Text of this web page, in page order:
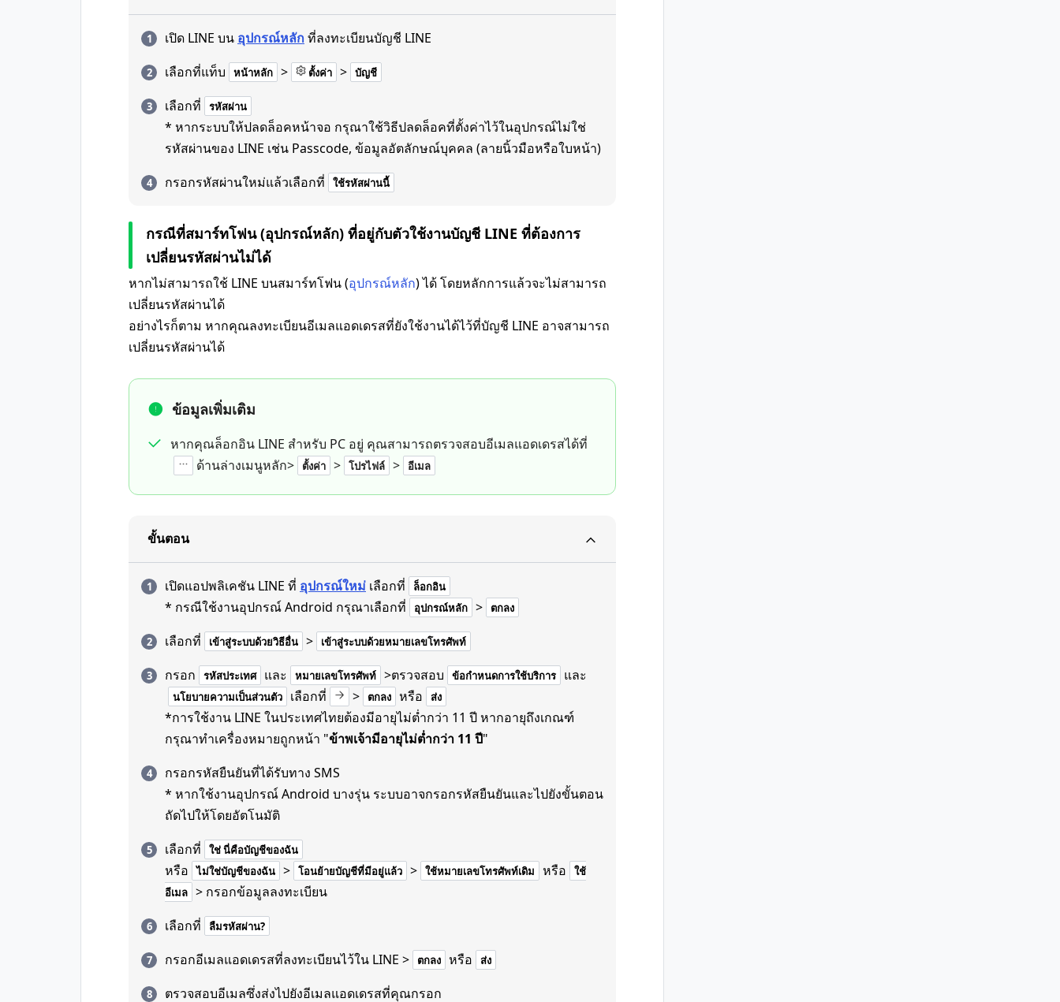
เปิด LINE บน อุปกรณ์หลัก ที่ลงทะเบียนบัญชี LINE
เลือกที่แท็บ
หน้าหลัก > ตั้งค่า > บัญชี
เลือกที่ รหัสผ่าน
* หากระบบให้ปลดล็อคหน้าจอ กรุณาใช้วิธีปลดล็อคที่ตั้งค่าไว้ในอุปกรณ์ไม่ใช่
รหัสผ่านของ LINE เช่น Passcode, ข้อมูลอัตลักษณ์บุคคล (ลายนิ้วมือหรือใบหน้า)
กรอกรหัสผ่านใหม่แล้วเลือกที่
ใช้รหัสผ่านนี้
กรณีที่สมาร์ทโฟน (อุปกรณ์หลัก) ที่อยู่กับตัวใช้งานบัญชี LINE ที่ต้องการ
เปลี่ยนรหัสผ่านไม่ได้
หากไม่สามารถใช้ LINE บนสมาร์ทโฟน (อุปกรณ์หลัก) ได้ โดยหลักการแล้วจะไม่สามารถ
เปลี่ยนรหัสผ่านได้
อย่างไรก็ตาม หากคุณลงทะเบียนอีเมลแอดเดรสที่ยังใช้งานได้ไว้ที่บัญชี LINE อาจสามารถ
เปลี่ยนรหัสผ่านได้
ข้อมูลเพิ่มเติม
หากคุณล็อกอิน LINE สำหรับ PC อยู่ คุณสามารถตรวจสอบอีเมลแอดเดรสได้ที่
ด้านล่างเมนูหลัก>
ตั้งค่า > โปรไฟล์ > อีเมล
ขั้นตอน
เปิดแอปพลิเคชัน LINE ที่ อุปกรณ์ใหม่ เลือกที่ ล็อกอิน
* กรณีใช้งานอุปกรณ์ Android กรุณาเลือกที่ อุปกรณ์หลัก > ตกลง
เลือกที่ เข้าสู่ระบบด้วยวิธีอื่น > เข้าสู่ระบบด้วยหมายเลขโทรศัพท์
กรอก รหัสประเทศ และ หมายเลขโทรศัพท์ >ตรวจสอบ ข้อกำหนดการใช้บริการ และ
นโยบายความเป็นส่วนตัว เลือกที่ > ตกลง หรือ ส่ง
*การใช้งาน LINE ในประเทศไทยต้องมีอายุไม่ต่ำกว่า 11 ปี หากอายุถึงเกณฑ์
กรุณาทำเครื่องหมายถูกหน้า "ข้าพเจ้ามีอายุไม่ต่ำกว่า 11 ปี"
กรอกรหัสยืนยันที่ได้รับทาง SMS
* หากใช้งานอุปกรณ์ Android บางรุ่น ระบบอาจกรอกรหัสยืนยันและไปยังขั้นตอน
ถัดไปให้โดยอัตโนมัติ
เลือกที่
ใช่ นี่คือบัญชีของฉัน
หรือ ไม่ใช่บัญชีของฉัน > โอนย้ายบัญชีที่มีอยู่แล้ว > ใช้หมายเลขโทรศัพท์เดิม หรือ
ใช้
อีเมล > กรอกข้อมูลลงทะเบียน
เลือกที่
ลืมรหัสผ่าน?
กรอกอีเมลแอดเดรสที่ลงทะเบียนไว้ใน LINE > ตกลง หรือ ส่ง
ตรวจสอบอีเมลซึ่งส่งไปยังอีเมลแอดเดรสที่คุณกรอก